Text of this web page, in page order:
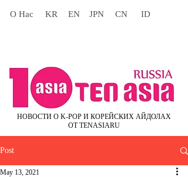
О Нас KR EN JPN CN ID
НОВОСТИ О K-POP И КОРЕЙСКИХ АЙДОЛАХ
ОТ TENASIARU
Post
May 13, 2021